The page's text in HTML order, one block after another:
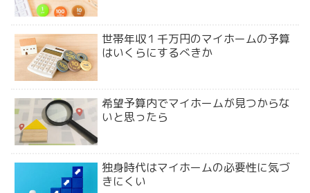
世帯年収１千万円のマイホームの予算
はいくらにするべきか
希望予算内でマイホームが見つからな
いと思ったら
独身時代はマイホームの必要性に気づ
きにくい